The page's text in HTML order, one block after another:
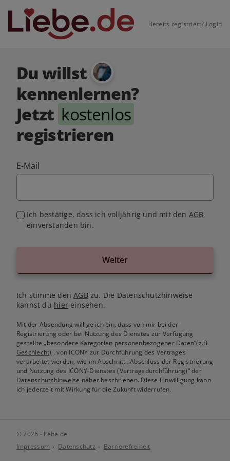
Bereits registriert? Login
Du willst
kennenlernen?
Jetzt kostenlos
registrieren
E-Mail
Ich bestätige, dass ich volljährig und mit den AGB
einverstanden bin.
Weiter
Ich stimme denAGB zu. Die Datenschutzhinweise
kannst du hiereinsehen.
Mit der Absendung willige ich ein, dass von mir bei der
Registrierung oder bei Nutzung des Dienstes zur Verfügung
gestellte„besondere Kategorien personenbezogener Daten“(z.B.
Geschlecht) , von ICONY zur Durchführung des Vertrages
verarbeitet werden, wie im Abschnitt „Abschluss der Registrierung
und Nutzung des ICONY-Dienstes (Vertragsdurchführung)“ der
Datenschutzhinweise näher beschrieben. Diese Einwilligung kann
ich jederzeit mit Wirkung für die Zukunft widerrufen.
© 2026 - liebe.de
Impressum
Datenschutz Barrierefreiheit